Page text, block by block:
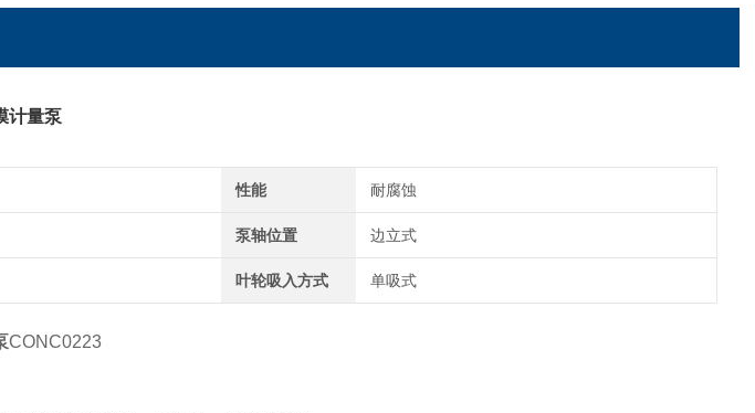
计量泵
性能 耐腐蚀
泵轴位置 边立式
叶轮吸入方式 单吸式
CONC0223